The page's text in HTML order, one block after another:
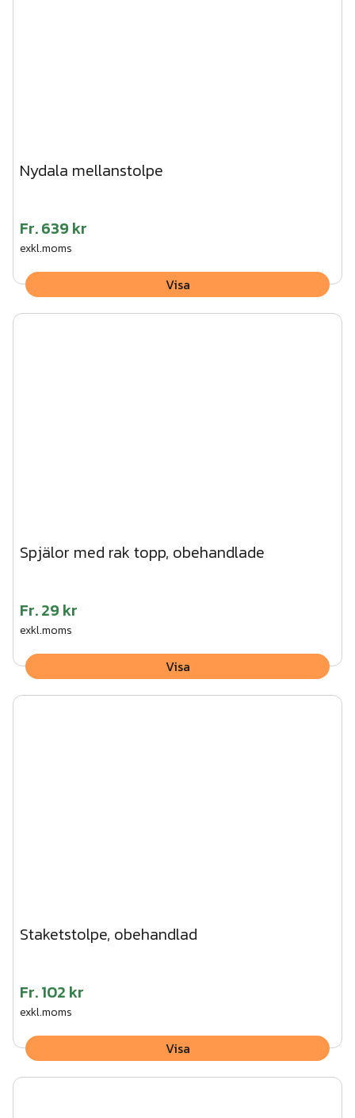
Nydala mellanstolpe
Fr.639 kr
exkl.moms
Visa
Spjälor med rak topp, obehandlade
Fr.29 kr
exkl.moms
Visa
Staketstolpe, obehandlad
Fr.102 kr
exkl.moms
Visa